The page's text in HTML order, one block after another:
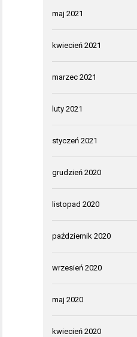
maj 2021
kwiecień 2021
marzec 2021
luty 2021
styczeń 2021
grudzień 2020
listopad 2020
październik 2020
wrzesień 2020
maj 2020
kwiecień 2020